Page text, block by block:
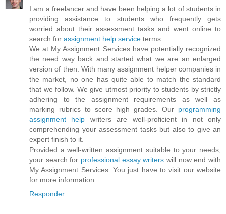
I am a freelancer and have been helping a lot of students in
providing assistance to students who frequently gets
worried about their assessment tasks and went online to
search for assignment help service terms.
We at My Assignment Services have potentially recognized
the need way back and started what we are an enlarged
version of then. With many assignment helper companies in
the market, no one has quite able to match the standard
that we follow. We give utmost priority to students by strictly
adhering to the assignment requirements as well as
marking rubrics to score high grades. Our programming
assignment help writers are well-proficient in not only
comprehending your assessment tasks but also to give an
expert finish to it.
Provided a well-written assignment suitable to your needs,
your search for professional essay writers will now end with
My Assignment Services. You just have to visit our website
for more information.
Responder